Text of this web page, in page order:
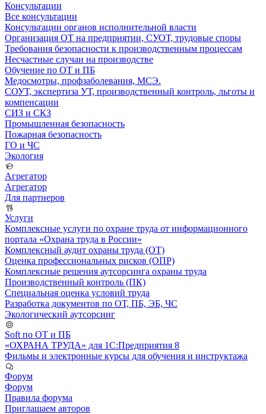
Консультации
Все консультации
Консультации органов исполнительной власти
Организация ОТ на предприятии, СУОТ, трудовые споры
Требования безопасности к производственным процессам
Несчастные случаи на производстве
Обучение по ОТ и ПБ
Медосмотры, профзаболевания, МСЭ.
СОУТ, экспертиза УТ, производственный контроль, льготы и
компенсации
СИЗ и СКЗ
Промышленная безопасность
Пожарная безопасность
ГО и ЧС
Экология
Агрегатор
Агрегатор
Для партнеров
Услуги
Комплексные услуги по охране труда от информационного
портала «Охрана труда в России»
Комплексный аудит охраны труда (ОТ)
Оценка профессиональных рисков (ОПР)
Комплексные решения аутсорсинга охраны труда
Производственный контроль (ПК)
Специальная оценка условий труда
Разработка документов по ОТ, ПБ, ЭБ, ЧС
Экологический аутсорсинг
Soft по ОТ и ПБ
«ОХРАНА ТРУДА» для 1С:Предприятия 8
Фильмы и электронные курсы для обучения и инструктажа
Форум
Форум
Правила форума
Приглашаем авторов